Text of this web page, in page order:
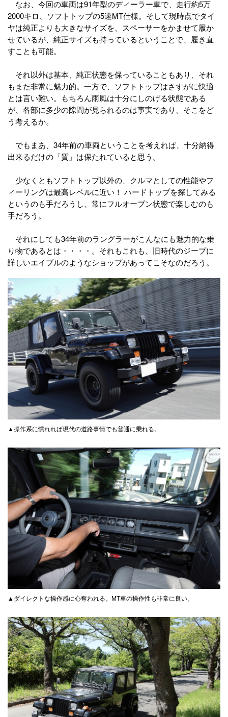
なお、今回の車両は91年型のディーラー車で、走行約5万
2000キロ、ソフトトップの5速MT仕様。そして現時点でタイ
ヤは純正よりも大きなサイズを、スペーサーをかませて履か
せているが、純正サイズも持っているということで、履き直
すことも可能。
それ以外は基本、純正状態を保っていることもあり、それ
もまた非常に魅力的。一方で、ソフトトップはさすがに快適
とは言い難い。もちろん雨風は十分にしのげる状態である
が、各部に多少の隙間が見られるのは事実であり、そこをど
う考えるか。
でもまあ、34年前の車両ということを考えれば、十分納得
出来るだけの「質」は保たれていると思う。
少なくともソフトトップ以外の、クルマとしての性能やフ
ィーリングは最高レベルに近い！ ハードトップを探してみる
というのも手だろうし、常にフルオープン状態で楽しむのも
手だろう。
それにしても34年前のラングラーがこんなにも魅力的な乗
り物であるとは・・・・。それもこれも、旧時代のジープに
詳しいエイブルのようなショップがあってこそなのだろう。
▲操作系に慣れれば現代の道路事情でも普通に乗れる。
▲ダイレクトな操作感に心奪われる。MT車の操作性も非常に良い。